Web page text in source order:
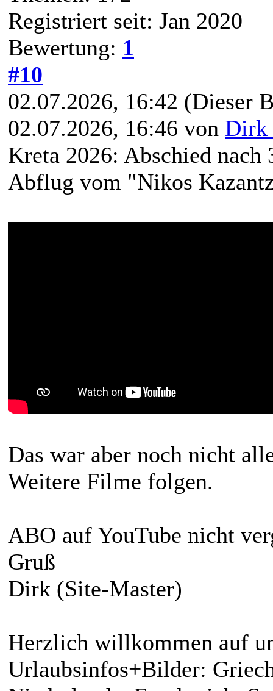
Registriert seit: Jan 2020
Bewertung: 1
#10
02.07.2026, 16:42 (Dieser
02.07.2026, 16:46 von Dirk
Kreta 2026: Abschied nach
Abflug vom "Nikos
Das war aber noch nicht
Weitere Filme folgen.
ABO auf YouTube nicht
Gruß
Dirk (Site-Master)
Herzlich willkommen auf
Urlaubsinfos+Bilder: